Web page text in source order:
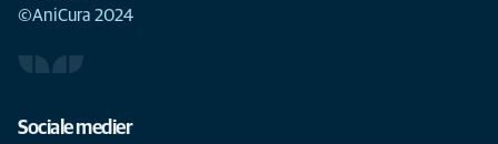
©AniCura 2024
Sociale medier